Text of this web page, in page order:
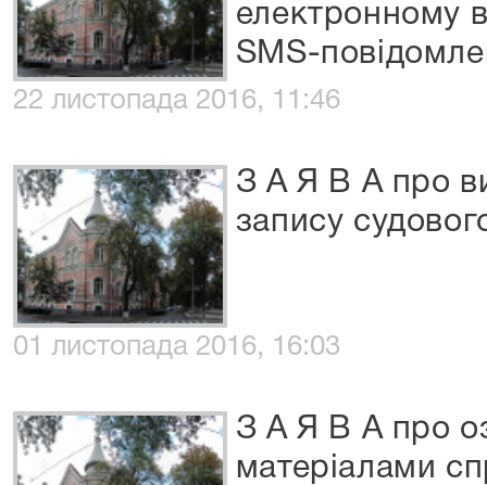
електронному
SMS-
22 листопада 2016, 11:46
З А Я В А про
запису
01 листопада 2016, 16:03
З А Я В А про
матеріалами